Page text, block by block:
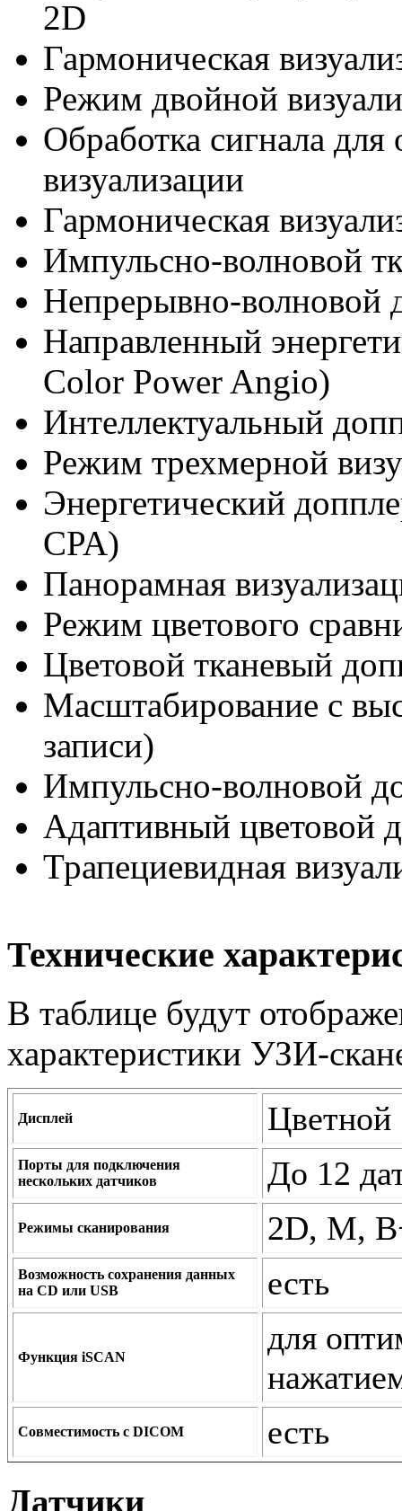
2D
Гармоническая
Режим двойной
Обработка сигнала
визуализации
Гармоническая
Импульсно-волновой
Непрерывно-волновой
Направленный
Color Power Angio)
Интеллектуальный
Режим трехмерной
Энергетический
CPA)
Панорамная
Режим цветового
Цветовой тканевый
Масштабирование с
записи)
Импульсно-волновой
Адаптивный цветовой
Трапециевидная
Технические
В таблице будут
характеристики УЗИ-
Дисплей Цветной
Порты для подключения
нескольких датчиков
До 12
Режимы сканирования 2D, M,
Возможность сохранения данных
на CD или USB
есть
Функция iSCAN
для
Совместимость с DICOM есть
Датчики